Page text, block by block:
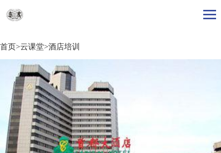
首页>云课堂>酒店培训